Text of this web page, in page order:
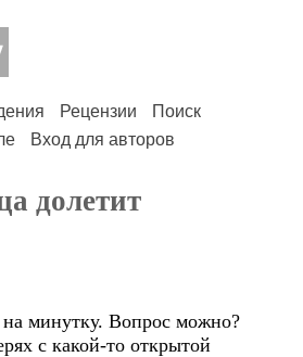
Рецензии
Поиск
Вход для авторов
долетит
Вопрос можно?
с какой-то открытой